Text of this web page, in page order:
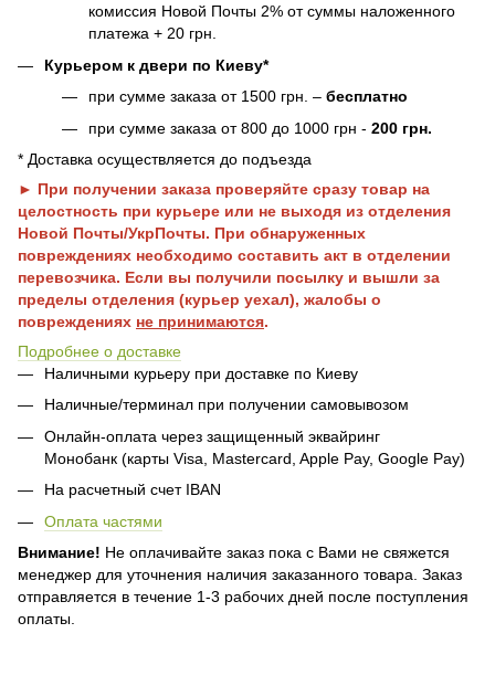
комиссия Новой Почты 2% от суммы наложенного
платежа + 20 грн.
Курьером к двери по Киеву*
при сумме заказа от 1500 грн. – бесплатно
при сумме заказа от 800 до 1000 грн - 200 грн.
* Доставка осуществляется до подъезда
► При получении заказа проверяйте сразу товар на
целостность при курьере или не выходя из отделения
Новой Почты/УкрПочты. При обнаруженных
повреждениях необходимо составить акт в отделении
перевозчика. Если вы получили посылку и вышли за
пределы отделения (курьер уехал), жалобы о
повреждениях не принимаются.
Подробнее о доставке
Наличными курьеру при доставке по Киеву
Наличные/терминал при получении самовывозом
Онлайн-оплата через защищенный эквайринг
Монобанк (карты Visa, Mastercard, Apple Pay, Google Pay)
На расчетный счет IBAN
Оплата частями
Внимание! Не оплачивайте заказ пока с Вами не свяжется
менеджер для уточнения наличия заказанного товара. Заказ
отправляется в течение 1-3 рабочих дней после поступления
оплаты.